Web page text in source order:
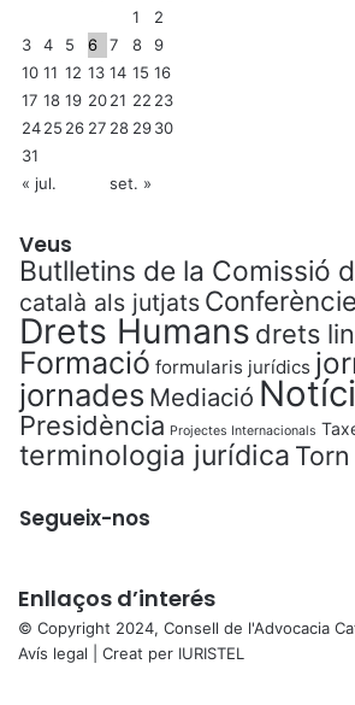
1
2
3
4 5 6 7 8
9
10 11 12 13 14 15 16
17 18 19 2021 22 23
2425 26 27 28 2930
31
« jul.
set. »
Veus
Butlletins de la Comissió
català als jutjats
Drets Humans drets
Formació formularis jurídics
jornades Mediació
Presidència Projectes Internacionals
terminologia jurídica
Segueix-nos
Enllaços d’interés
© Copyright 2024, Consell de l'Advocacia
Avís legal | Creat per IURISTEL